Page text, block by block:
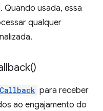
. Quando usada, essa
qualquer
)
para receber
ao engajamento do